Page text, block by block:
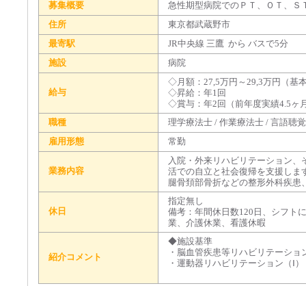
募集概要
急性期型病院でのＰＴ、ＯＴ、Ｓ
住所
東京都武蔵野市
最寄駅
JR中央線 三鷹 から バスで5分
施設
病院
給与
◇月額：27,5万円～29,3万円（基
◇昇給：年1回
◇賞与：年2回（前年度実績4.5ヶ
職種
理学療法士 / 作業療法士 / 言語聴
雇用形態
常勤
業務内容
入院・外来リハビリテーション
活での自立と社会復帰を支援し
腿骨頚部骨折などの整形外科疾患
休日
指定無し
備考：年間休日数120日、シフト
業、介護休業、看護休暇
紹介コメント
◆施設基準
・脳血管疾患等リハビリテーショ
・運動器リハビリテーション（Ⅰ）